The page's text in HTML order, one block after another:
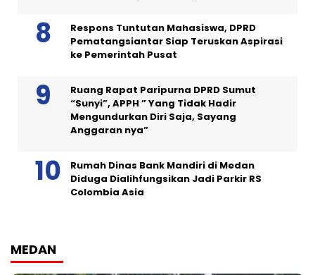
Respons Tuntutan Mahasiswa, DPRD
Pematangsiantar Siap Teruskan Aspirasi
ke Pemerintah Pusat
Ruang Rapat Paripurna DPRD Sumut
“Sunyi”, APPH ” Yang Tidak Hadir
Mengundurkan Diri Saja, Sayang
Anggaran nya”
Rumah Dinas Bank Mandiri di Medan
Diduga Dialihfungsikan Jadi Parkir RS
Colombia Asia
MEDAN